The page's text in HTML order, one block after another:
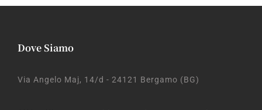
Dove Siamo
Via Angelo Maj, 14/d - 24121 Bergamo (BG)